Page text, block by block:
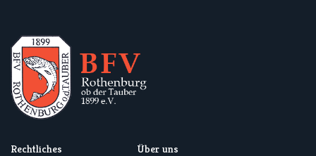
Rechtliches Über uns